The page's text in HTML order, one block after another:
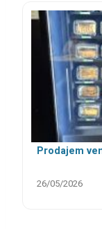
Prodajem
26/05/2026